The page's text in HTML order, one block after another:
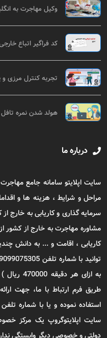
وکیل مهاجرت به
کد فراگیر اتباع
تجربه کنترل مرزی
هولد شدن نمره تافل
درباره ما
سایت اپلایتو سامانه جامع
مراحل و شرایط ، هزینه ها و
سرمایه گذاری و کاریابی به خارج
مشاوره مهاجرت به خارج از کشور
کاریابی ، اقامت و ... به دانش
به ازای
طریق فرم ارتباط با ما، جهت
سایت اپلایتوگروپ یک مرکز
دولتی و خصوصی دیگر وابستگی